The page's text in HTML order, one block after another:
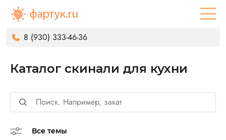
8 (930) 333-46-36
Каталог скинали для кухни
Все темы